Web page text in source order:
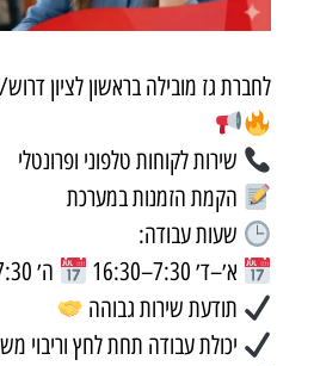
לחברת גז מובילה בראשון לציון
שירות לקוחות טלפוני ופרונטלי
הקמת הזמנות במערכת
שעות עבודה:
א׳–ד׳ 7:30–16:30
ה׳ 7:30–16:00
תודעת שירות גבוהה
יכולת עבודה תחת לחץ וריבוי